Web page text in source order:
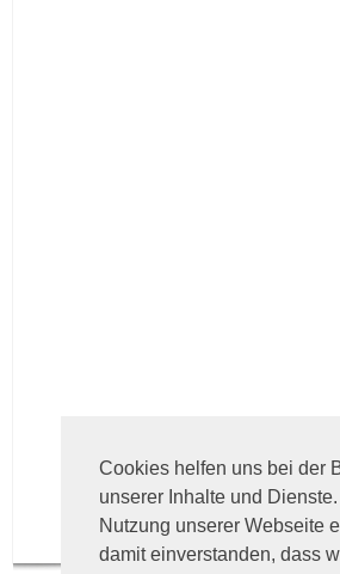
Cookies helfen uns bei der
unserer Inhalte und
Nutzung unserer Webseite
damit einverstanden, dass